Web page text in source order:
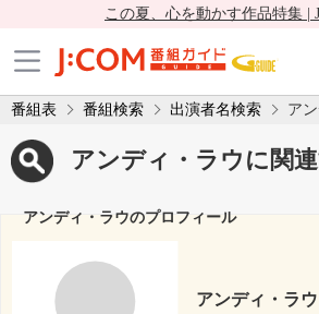
この夏、心を動かす作品特集 |
番組表 番組検索 出演者名検索 ア
アンディ・ラウに関
アンディ・ラウのプロフィール
アンディ・ラウ